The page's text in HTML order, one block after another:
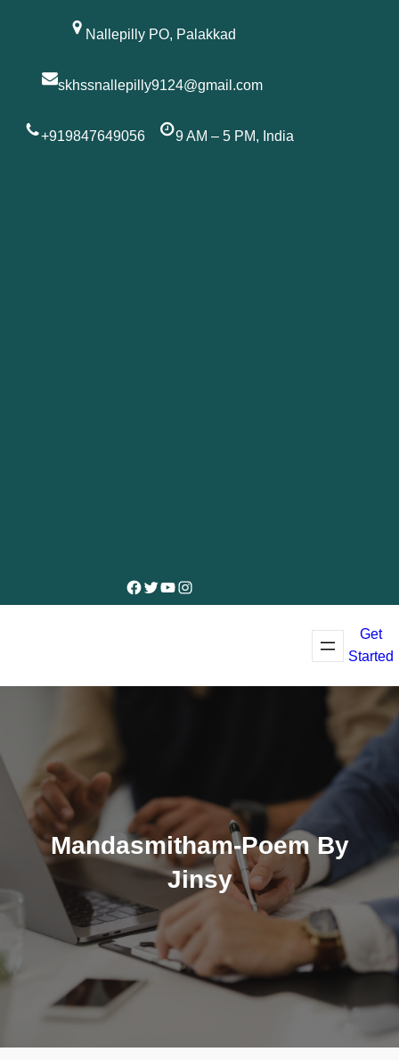
Nallepilly PO, Palakkad
skhssnallepilly9124@gmail.com
+919847649056 9 AM – 5 PM, India
Facebook
Twitter
YouTube
Instagram
Get
Started
Mandasmitham-Poem By
Jinsy